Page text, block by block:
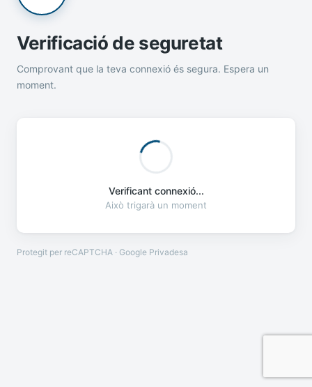
Verificació de seguretat
Comprovant que la teva connexió és segura. Espera un
moment.
Verificant connexió...
Això trigarà un moment
Protegit per reCAPTCHA · Google Privadesa